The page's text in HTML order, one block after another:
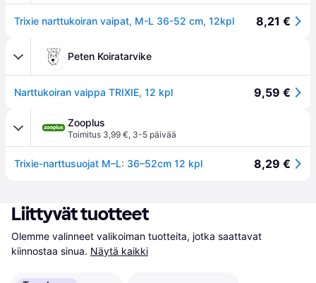
Trixie narttukoiran vaipat, M-L 36-52 cm, 12kpl 8,21 €
Peten Koiratarvike
Narttukoiran vaippa TRIXIE, 12 kpl 9,59 €
Zooplus
Toimitus 3,99 €, 3-5 päivää
Trixie-narttusuojat M–L: 36–52cm 12 kpl 8,29 €
Liittyvät tuotteet
Olemme valinneet valikoiman tuotteita, jotka saattavat
kiinnostaa sinua. Näytä kaikki